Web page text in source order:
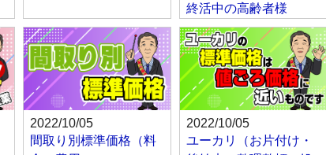
終活中の高齢者様
2022/10/05
間取り別標準価格（料
2022/10/05
ユーカリ（お片付け・